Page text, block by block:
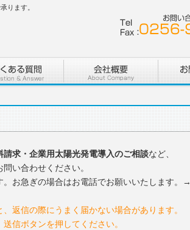
ります。
求・企業用太陽光発電導入のご相談など、
い合わせください。
お急ぎの場合はお電話でお願いいたします。→
返信の際にうまく届かない場合があります。
信ボタンを押してください。